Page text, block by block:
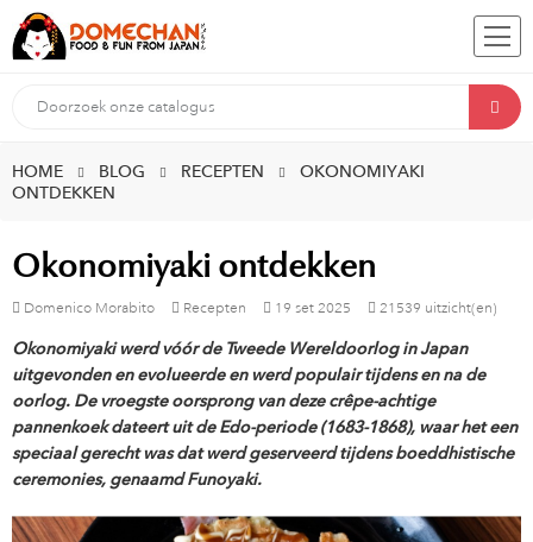
HOME BLOG RECEPTEN
OKONOMIYAKI
ONTDEKKEN
Okonomiyaki ontdekken
Domenico Morabito Recepten 19 set 2025 21539 uitzicht(en)
Okonomiyaki werd vóór de Tweede Wereldoorlog in Japan
uitgevonden en evolueerde en werd populair tijdens en na de
oorlog. De vroegste oorsprong van deze crêpe-achtige
pannenkoek dateert uit de Edo-periode (1683-1868), waar het een
speciaal gerecht was dat werd geserveerd tijdens boeddhistische
ceremonies, genaamd Funoyaki.